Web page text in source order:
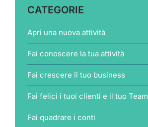
CATEGORIE
Apri una nuova attività
Fai conoscere la tua attività
Fai crescere il tuo business
Fai felici i tuoi clienti e il tuo Team
Fai quadrare i conti